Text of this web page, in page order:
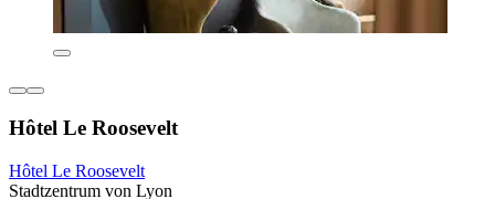
Hôtel Le Roosevelt
Hôtel Le Roosevelt
Stadtzentrum von Lyon